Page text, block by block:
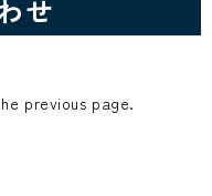
せ
previous page.